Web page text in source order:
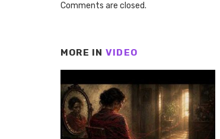
Comments are closed.
MORE IN VIDEO